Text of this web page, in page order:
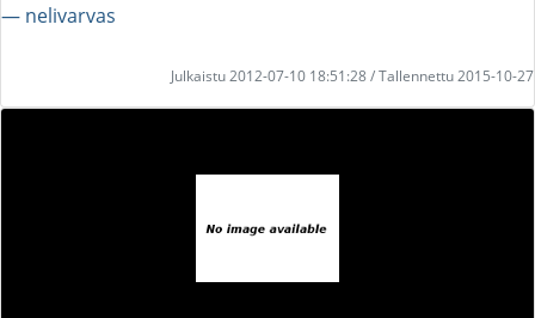
― nelivarvas
Julkaistu 2012-07-10 18:51:28 / Tallennettu 2015-10-27